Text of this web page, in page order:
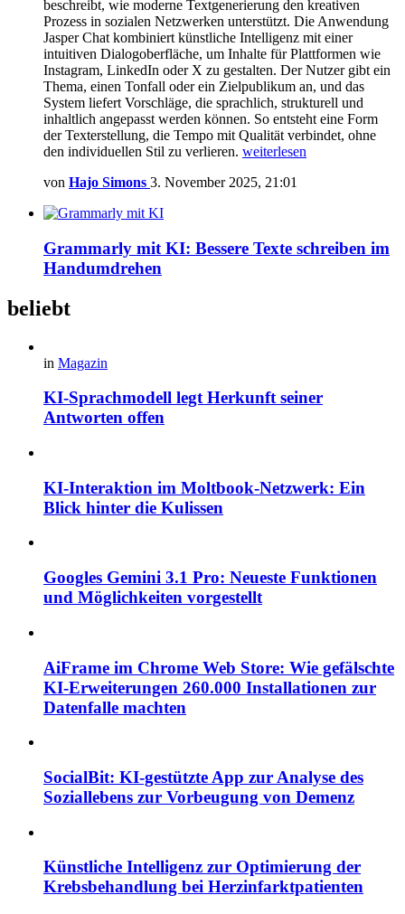
beschreibt, wie moderne Textgenerierung den kreativen
Prozess in sozialen Netzwerken unterstützt. Die Anwendung
Jasper Chat kombiniert künstliche Intelligenz mit einer
intuitiven Dialogoberfläche, um Inhalte für Plattformen wie
Instagram, LinkedIn oder X zu gestalten. Der Nutzer gibt ein
Thema, einen Tonfall oder ein Zielpublikum an, und das
System liefert Vorschläge, die sprachlich, strukturell und
inhaltlich angepasst werden können. So entsteht eine Form
der Texterstellung, die Tempo mit Qualität verbindet, ohne
den individuellen Stil zu verlieren. weiterlesen
von Hajo Simons 3. November 2025, 21:01
Grammarly mit KI: Bessere Texte schreiben im
Handumdrehen
beliebt
in Magazin
KI-Sprachmodell legt Herkunft seiner
Antworten offen
KI-Interaktion im Moltbook-Netzwerk: Ein
Blick hinter die Kulissen
Googles Gemini 3.1 Pro: Neueste Funktionen
und Möglichkeiten vorgestellt
AiFrame im Chrome Web Store: Wie gefälschte
KI-Erweiterungen 260.000 Installationen zur
Datenfalle machten
SocialBit: KI-gestützte App zur Analyse des
Soziallebens zur Vorbeugung von Demenz
Künstliche Intelligenz zur Optimierung der
Krebsbehandlung bei Herzinfarktpatienten